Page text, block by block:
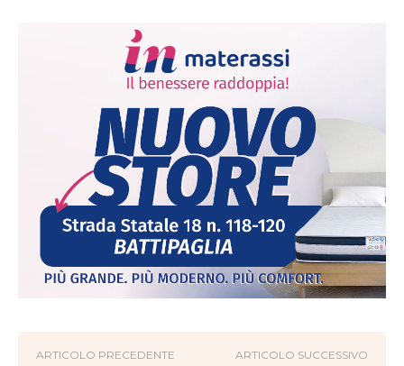
ARTICOLO PRECEDENTE ARTICOLO SUCCESSIVO